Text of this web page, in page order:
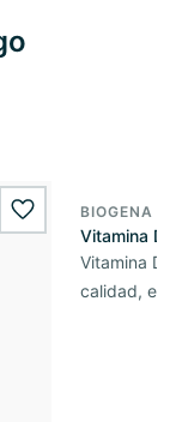
wishlist.add
BIOGENA
Vitamina
Vitamina
calidad, en